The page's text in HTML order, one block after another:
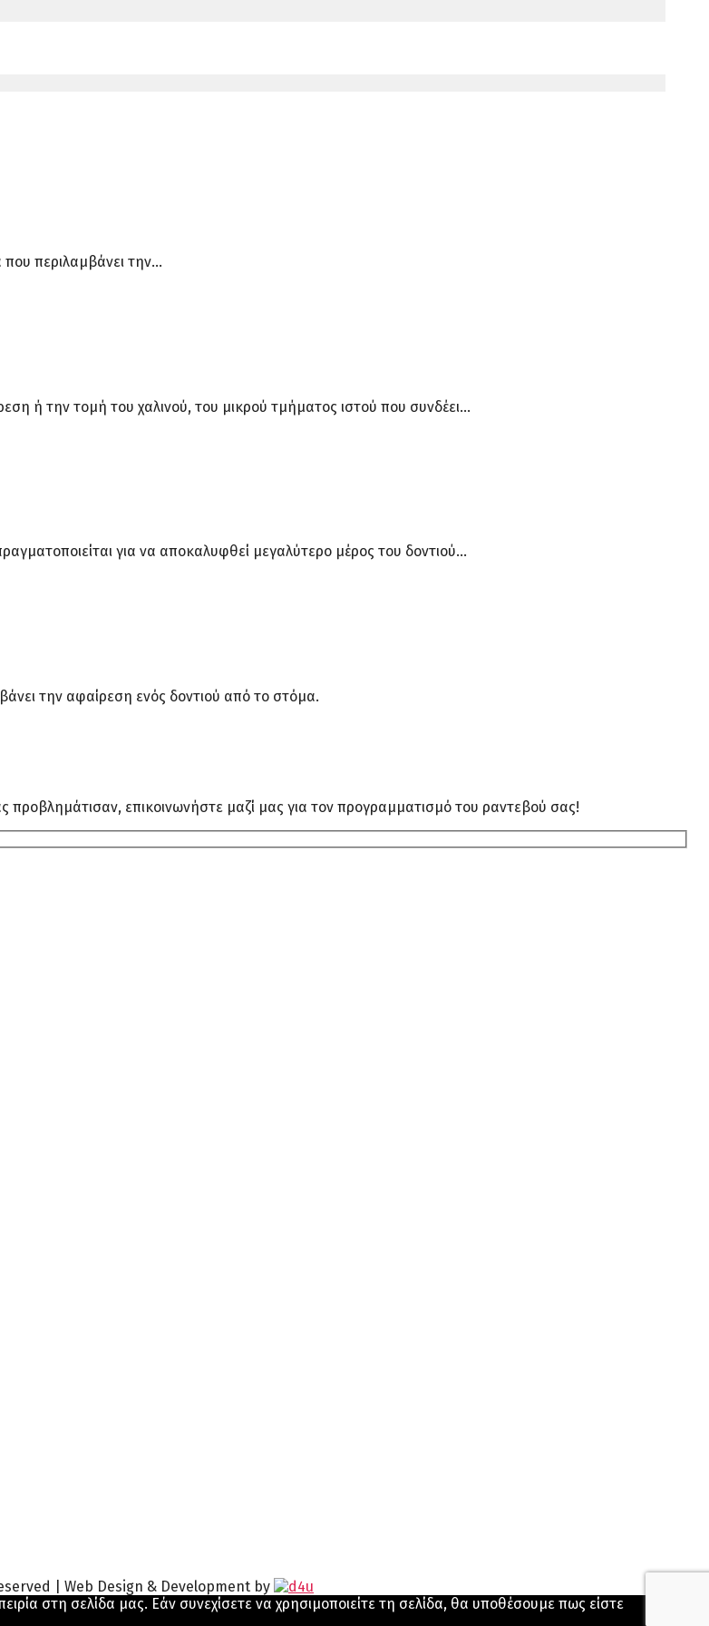
που περιλαμβάνει την…
ή την τομή του χαλινού, του μικρού τμήματος ιστού που συνδέει…
για να αποκαλυφθεί μεγαλύτερο μέρος του δοντιού…
την αφαίρεση ενός δοντιού από το στόμα.
προβλημάτισαν, επικοινωνήστε μαζί μας για τον προγραμματισμό του ραντεβού σας!
| Web Design & Development by
στη σελίδα μας. Εάν συνεχίσετε να χρησιμοποιείτε τη σελίδα, θα υποθέσουμε πως είστε